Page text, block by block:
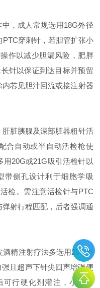
，成人常规选用18G外径
PTC穿刺针，若胆管扩张小
作以减少胆漏风险，肥胖
针以保证到达目标并预留
芯见胆汁回流或接注射器
脏胰腺及深部脏器粗针活
合自动或半自动活检枪使
20G或21G吸引活检针以
带侧孔设计利于细胞学吸
检。需注意活检针与PTC
射行程匹配，后者强调通
精注射疗法多选用20G外
且超声下针尖回声增强便
可行硬化剂灌注，小肝癌